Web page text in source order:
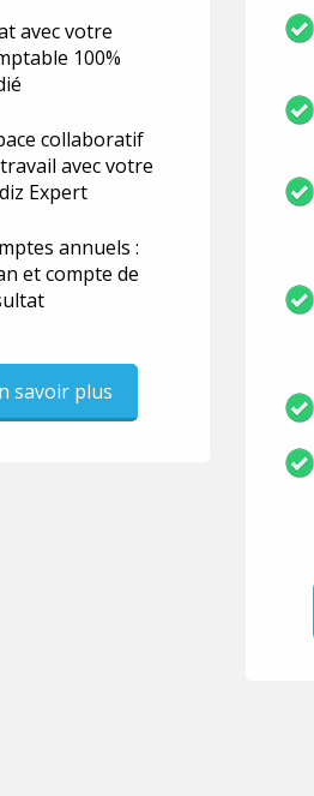
avec votre
100%
collaboratif
avec votre
Expert
annuels :
et compte de
savoir plus